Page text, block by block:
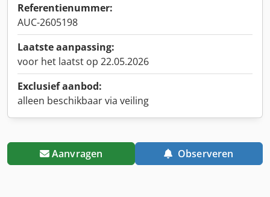
Referentienummer:
AUC-2605198
Laatste aanpassing:
voor het laatst op 22.05.2026
Exclusief aanbod:
alleen beschikbaar via veiling
Aanvragen Observeren